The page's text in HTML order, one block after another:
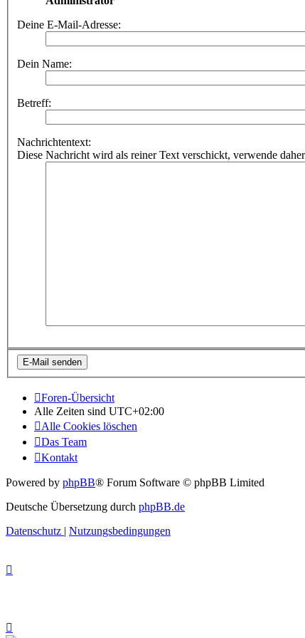
Deine E-Mail-Adresse:
Dein Name:
Betreff:
Nachrichtentext:
Diese Nachricht wird als reiner Text verschickt, verwende
Foren-Übersicht
Alle Zeiten sind UTC+02:00
Alle Cookies löschen
Das Team
Kontakt
Powered by phpBB® Forum Software © phpBB Limited
Deutsche Übersetzung durch phpBB.de
Datenschutz | Nutzungsbedingungen